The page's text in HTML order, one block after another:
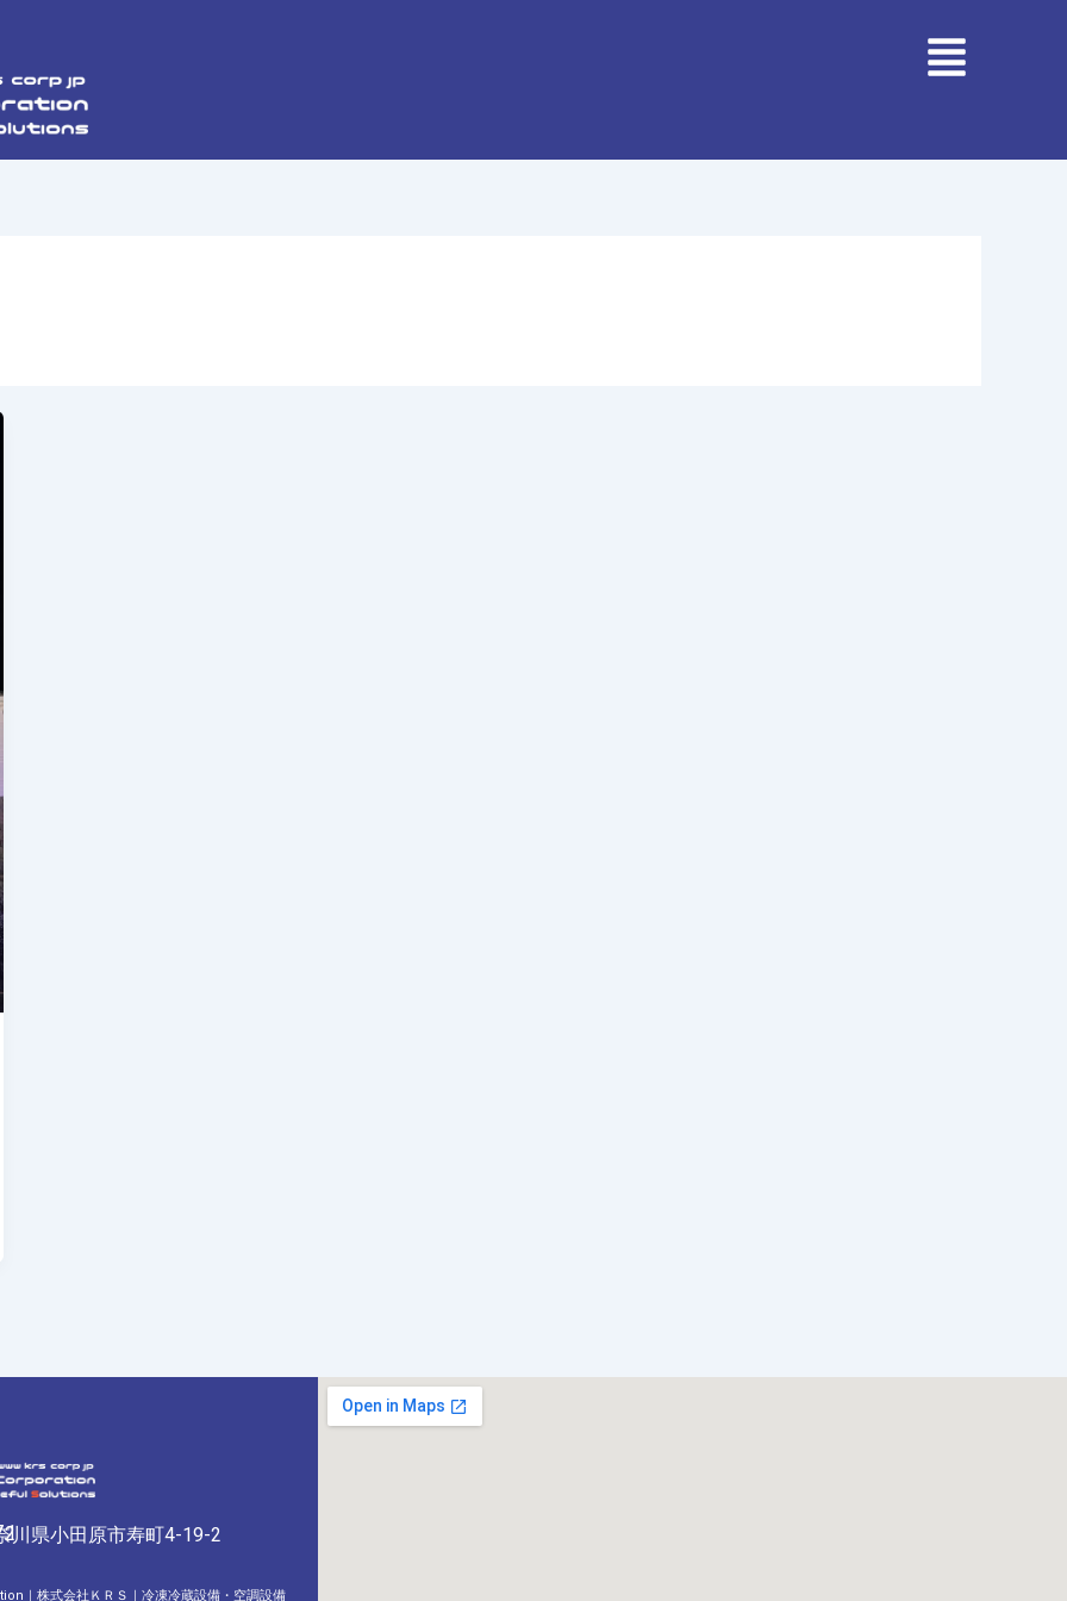
県小田原市寿町4-19-2
｜株式会社ＫＲＳ｜冷凍冷蔵設備・空調設備